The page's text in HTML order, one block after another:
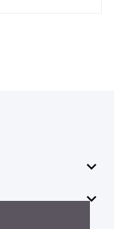

